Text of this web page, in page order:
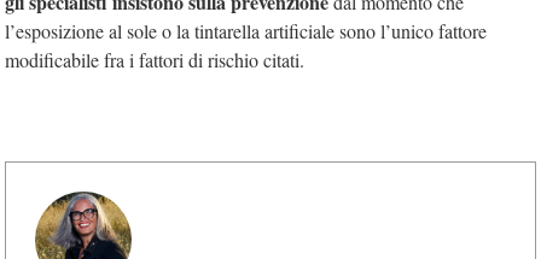
l’esposizione al sole o la tintarella artificiale sono l’unico fattore
modificabile fra i fattori di rischio citati.